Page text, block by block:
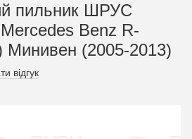
пильник ШРУС
Benz R-
Минивен (2005-2013)
відгук